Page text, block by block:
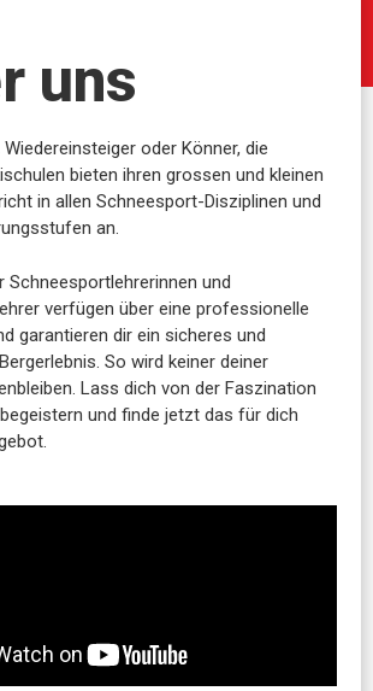
uns
Wiedereinsteiger oder Könner, die
bieten ihren grossen und kleinen
in allen Schneesport-Disziplinen und
an.
Schneesportlehrerinnen und
verfügen über eine professionelle
garantieren dir ein sicheres und
So wird keiner deiner
Lass dich von der Faszination
und finde jetzt das für dich